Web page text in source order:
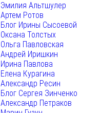
Эмилия Альтшулер
Артем Ротов
Блог Ирины Сысоевой
Оксана Толстых
Ольга Павловская
Андрей Иришкин
Ирина Павлова
Елена Курагина
Александр Ресин
Блог Сергея Зинченко
Александр Петраков